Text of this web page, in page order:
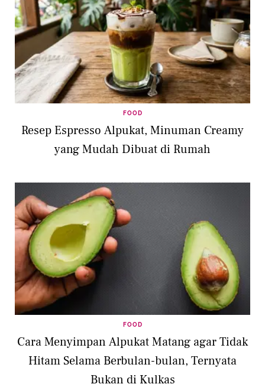
FOOD
Resep Espresso Alpukat, Minuman Creamy
yang Mudah Dibuat di Rumah
FOOD
Cara Menyimpan Alpukat Matang agar Tidak
Hitam Selama Berbulan-bulan, Ternyata
Bukan di Kulkas